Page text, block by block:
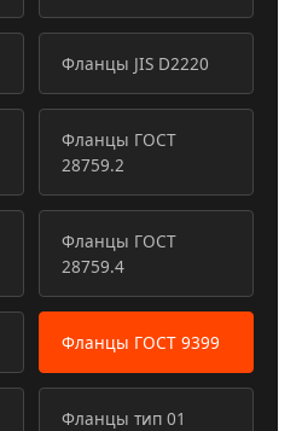
Фланцы JIS D2220
Фланцы ГОСТ
28759.2
Фланцы ГОСТ
28759.4
Фланцы ГОСТ 9399
Фланцы тип 01